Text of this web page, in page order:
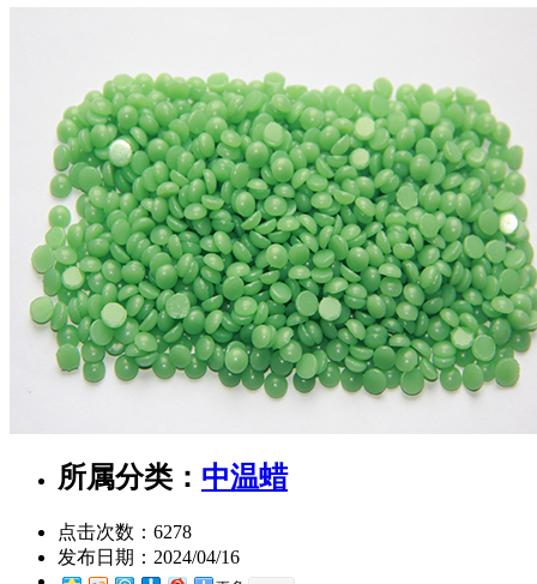
所属分类： 中温蜡
点击次数： 6278
发布日期： 2024/04/16